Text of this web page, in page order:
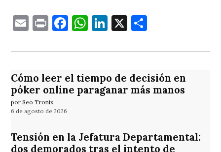
EmailPrintFacebook
WhatsApp
LinkedIn
X
Cómo leer el tiempo de decisión en
póker online paraganar más manos
por Seo Tronix
6 de agosto de 2026
Tensión en la Jefatura Departamental:
dos demorados tras el intento de